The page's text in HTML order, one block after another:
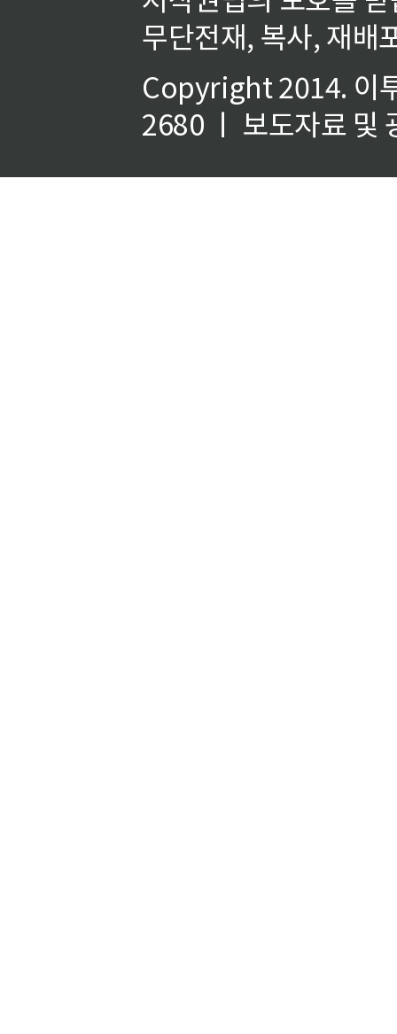
무단전재, 복사, 재배
Copyright 2014. 이
2680 ㅣ 보도자료